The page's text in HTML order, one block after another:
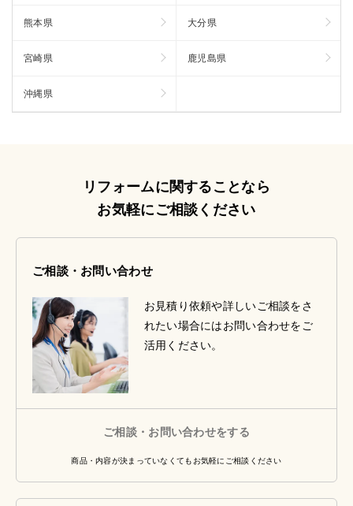
熊本県 大分県
宮崎県 鹿児島県
沖縄県
リフォームに関することなら
お気軽にご相談ください
ご相談・お問い合わせ
お見積り依頼や詳しいご相談をさ
れたい場合にはお問い合わせをご
活用ください。
ご相談・お問い合わせをする
商品・内容が決まっていなくてもお気軽にご相談ください